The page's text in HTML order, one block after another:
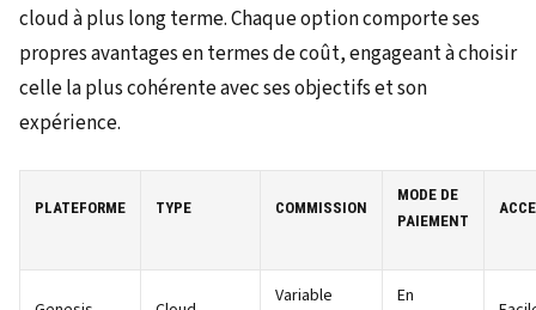
cloud à plus long terme. Chaque option comporte ses
propres avantages en termes de coût, engageant à choisir
celle la plus cohérente avec ses objectifs et son
expérience.
PLATEFORME TYPE COMMISSION
MODE DE
PAIEMENT
Variable En